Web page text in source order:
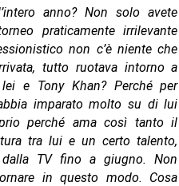
anno? Non solo avete
praticamente irrilevante
non c’è niente che
tutto ruotava intorno a
e Tony Khan? Perché per
imparato molto su di lui
perché ama così tanto il
tra lui e un certo talento,
TV fino a giugno. Non
in questo modo. Cosa